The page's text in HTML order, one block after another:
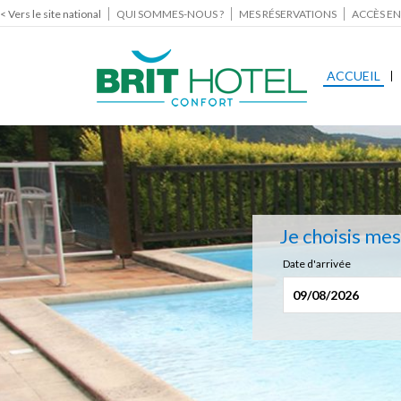
< Vers le site national QUI SOMMES-NOUS ? MES RÉSERVATIONS ACCÈS
ACCUEIL
Je choisis
Date d'arrivée